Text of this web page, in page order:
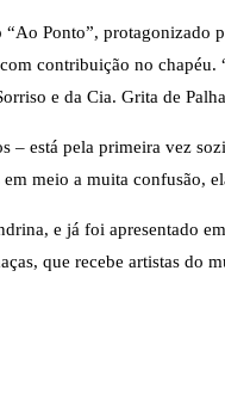
Ponto”, protagonizado
contribuição no
e da Cia. Grita de
está pela primeira vez
meio a muita confusão,
e já foi apresentado
que recebe artistas do